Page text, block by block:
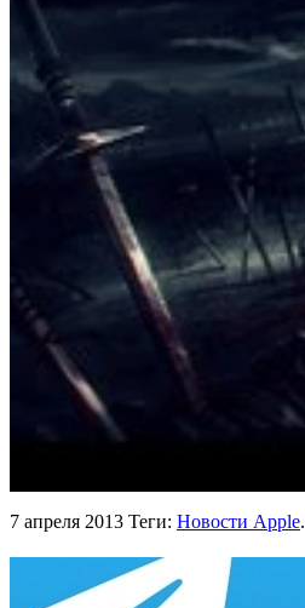
7 апреля 2013 Теги: Новости Apple.